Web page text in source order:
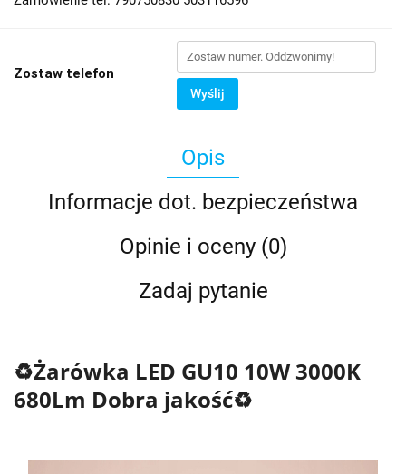
Zostaw telefon
Wyślij
Opis
Informacje dot. bezpieczeństwa
Opinie i oceny (0)
Zadaj pytanie
♻️Żarówka LED GU10 10W 3000K
680Lm Dobra jakość♻️